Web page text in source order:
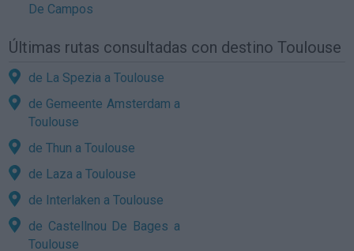
De Campos
Últimas rutas consultadas con destino Toulouse
de La Spezia a Toulouse
de Gemeente Amsterdam a
Toulouse
de Thun a Toulouse
de Laza a Toulouse
de Interlaken a Toulouse
de Castellnou De Bages a
Toulouse